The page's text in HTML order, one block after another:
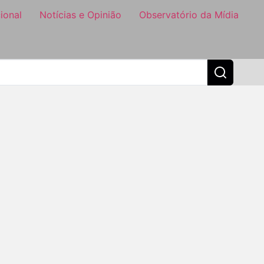
Notícias e Opinião Observatório da Mídia